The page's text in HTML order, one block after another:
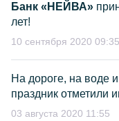
Банк «НЕЙВА»
лет!
10 сентября 2020 09:35
На дороге, на воде
праздник отметили
03 августа 2020 11:55